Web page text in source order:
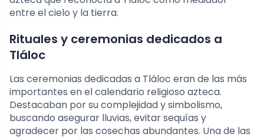
entre el cielo y la tierra.
Rituales y ceremonias dedicados a
Tláloc
Las ceremonias dedicadas a Tláloc eran de las más
importantes en el calendario religioso azteca.
Destacaban por su complejidad y simbolismo,
buscando asegurar lluvias, evitar sequías y
agradecer por las cosechas abundantes. Una de las